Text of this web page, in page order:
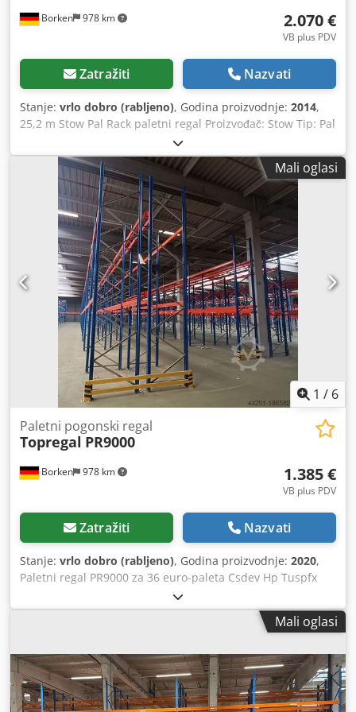
Borken 978 km 2.070 €
VB plus PDV
Zatražiti Nazvati
Stanje: vrlo dobro (rabljeno), Godina proizvodnje: 2014,
25,2 m Stow Pal Rack paletni regal Proizvođač: Stow Tip: Pal
Rack sustav Duljina regala: cca 25.200 mm Visina stupa:
cca 6.000 mm Dubina stupa: cca 1.100 mm Tip stupa: PLFB
16P Svijetli raspon polja: 3.600 mm Broj polja: 7 Broj
razina: 4 (6 traversa + mjesto na podu) Tip traverse: PNB
0436 Maks. težina palete: 1.000 kg Dozvoljeno opterećenje
po nivou: 4.000 kg Dozvoljeno opterećenje po polju: 20.000
kg Površina stupa: plavo lakirana (RAL 5015) Godina
proizvodnje: 2014/2020 Credpfx Aoydnfnjfmef Opseg
isporuke: 8 x stupa 6.000 x 1.100 mm, opterećenje po polju
20.000 kg, plava 42 x traversa 3.600 mm s osiguračima,
opterećenje po nivou 4.000 kg, narančasta Ostale artikle –
nove i rabljene – pronađite u našoj trgovini! Međunarodna
dostava na upit!
Mali oglasi
1 / 6
Borken 978 km
Paletni pogonski regal
Topregal PR9000
1.385 €
VB plus PDV
Zatražiti Nazvati
Stanje: vrlo dobro (rabljeno), Godina proizvodnje: 2020,
Paletni regal PR9000 za 36 euro-paleta Csdev Hp Tuspfx
Afmsrf Ovaj paletni regal certificiran je prema DIN EN
15512 za maksimalno opterećenje od 2.200 kg po etaži
traverze, s maksimalnom nosivošću po polju od 9.000 kg te
proklizavanja sprječava ispadanje skladišne robe kod
paralelno postavljenih regala. Izrađen od masivnog,
visokokvalitetnog čelika za maksimalnu čvrstoću. Bez
Mali oglasi